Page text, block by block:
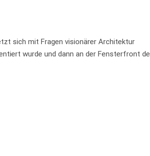
sich mit Fragen visionärer Architektur
wurde und dann an der Fensterfront